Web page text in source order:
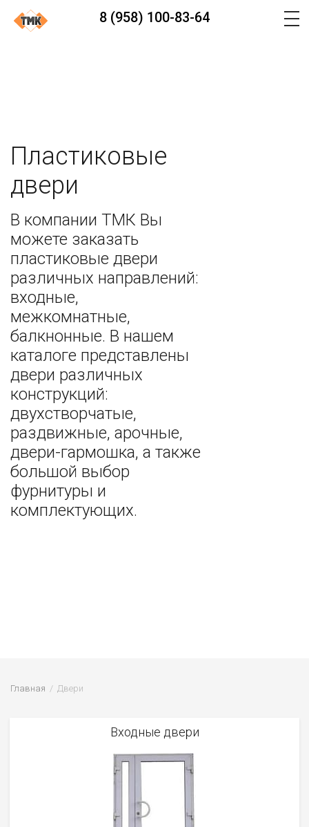
8 (958) 100-83-64
Пластиковые
двери
В компании ТМК Вы
можете заказать
пластиковые двери
различных направлений:
входные,
межкомнатные,
балкнонные. В нашем
каталоге представлены
двери различных
конструкций:
двухстворчатые,
раздвижные, арочные,
двери-гармошка, а также
большой выбор
фурнитуры и
комплектующих.
Главная Двери
Входные двери